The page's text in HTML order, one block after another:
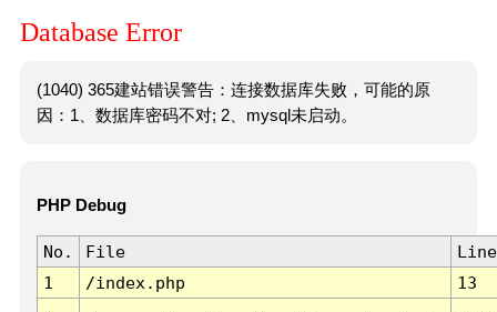
Database Error
(1040) 365建站错误警告：连接数据库失败，可能的原
因：1、数据库密码不对; 2、mysql未启动。
PHP Debug
No. File
Line
1
/index.php 13